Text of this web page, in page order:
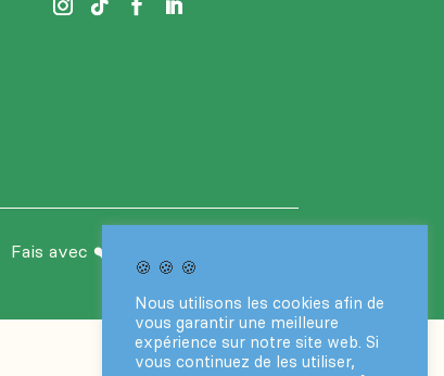
Fais avec ❤️ par le
🍪 🍪 🍪
Nous utilisons les cookies afin de
vous garantir une meilleure
expérience sur notre site web. Si
vous continuez de les utiliser,